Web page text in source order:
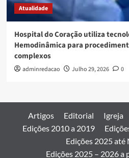
Atualidade
Hospital do Coração utiliza
Hemodinâmica para
complexos
adminredacao Julho 29, 2026 0
Artigos Editorial Igreja
Edições 2010 a 2019
Edições 2025 até
Edições 2025 – 2026 a